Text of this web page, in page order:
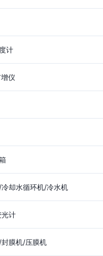
计
仪
却水循环机/冷水机
计
膜机/压膜机